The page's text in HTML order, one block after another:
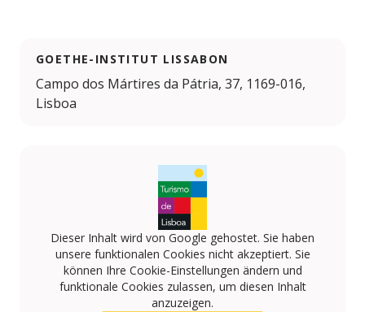
GOETHE-INSTITUT LISSABON
Campo dos Mártires da Pátria, 37, 1169-016,
Lisboa
Dieser Inhalt wird von Google gehostet. Sie haben
unsere funktionalen Cookies nicht akzeptiert. Sie
können Ihre Cookie-Einstellungen ändern und
funktionale Cookies zulassen, um diesen Inhalt
anzuzeigen.